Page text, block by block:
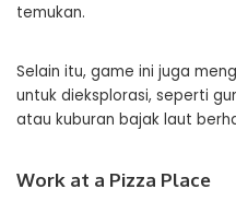
temukan.
Selain itu, game ini juga
untuk dieksplorasi, seperti
atau kuburan bajak laut
Work at a Pizza Place